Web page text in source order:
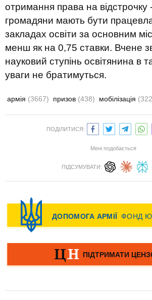
отримання права на відстрочку -
громадяни мають бути
закладах освіти за основним
менш як на 0,75 ставки. Вчене
науковий ступінь освітянина в
уваги не братимуться.
армія (3667) призов (438) мобілізація
ПОДІЛИТИСЯ:
Мені подобається
ПІДСУМУВАТИ: